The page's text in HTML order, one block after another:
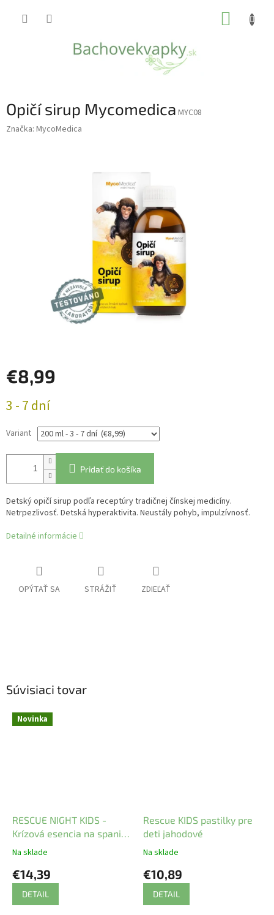
Opičí sirup Mycomedica MYC08
Značka: MycoMedica
€8,99
cena:
3 - 7 dní
Variant
Pridať do košíka
Detský opičí sirup podľa receptúry tradičnej čínskej medicíny.
Netrpezlivosť. Detská hyperaktivita. Neustály pohyb, impulzívnosť.
Detailné informácie
OPÝTAŤ SA STRÁŽIŤ ZDIEĽAŤ
Súvisiaci tovar
Novinka
RESCUE NIGHT KIDS -
Krízová esencia na spanie
pre deti
Na sklade
€14,39
DETAIL
Rescue KIDS pastilky pre
deti jahodové
Na sklade
€10,89
DETAIL